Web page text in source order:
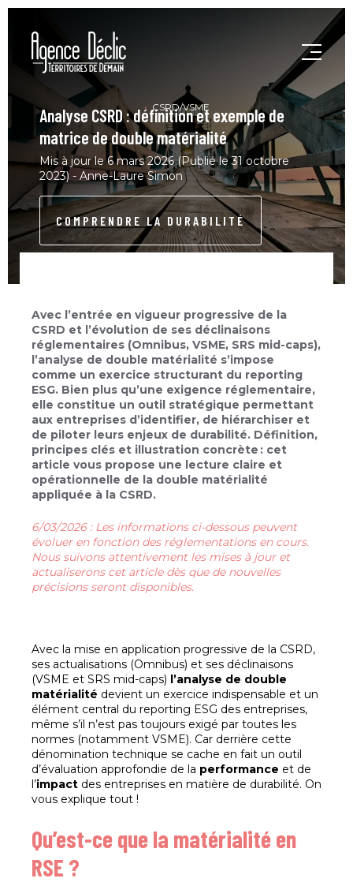
CSRD/VSME
Analyse CSRD : définition et exemple de
matrice de double matérialité
Mis à jour le 6 mars 2026 (Publié le 31 octobre
2023) - Anne-Laure Simon
COMPRENDRE LA DURABILITÉ
Avec l’entrée en vigueur progressive de la
CSRD et l’évolution de ses déclinaisons
réglementaires (Omnibus, VSME, SRS mid-caps),
l’analyse de double matérialité s’impose
comme un exercice structurant du reporting
ESG. Bien plus qu’une exigence réglementaire,
elle constitue un outil stratégique permettant
aux entreprises d’identifier, de hiérarchiser et
de piloter leurs enjeux de durabilité. Définition,
principes clés et illustration concrète : cet
article vous propose une lecture claire et
opérationnelle de la double matérialité
appliquée à la CSRD.
6/03/2026 : Les informations ci-dessous peuvent
évoluer en fonction des réglementations en cours.
Nous suivons attentivement les mises à jour et
actualiserons cet article dès que de nouvelles
précisions seront disponibles.
Avec la mise en application progressive de la CSRD,
ses actualisations (Omnibus) et ses déclinaisons
(VSME et SRS mid-caps) l’analyse de double
matérialité devient un exercice indispensable et un
élément central du reporting ESG des entreprises,
même s’il n’est pas toujours exigé par toutes les
normes (notamment VSME). Car derrière cette
dénomination technique se cache en fait un outil
d’évaluation approfondie de la performance et de
l’impact des entreprises en matière de durabilité. On
vous explique tout !
Qu’est-ce que la matérialité en
RSE ?